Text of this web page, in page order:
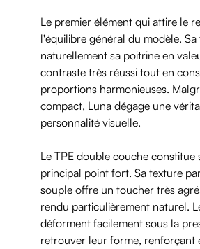
Le premier élément qui attire le
l'équilibre général du modèle.
naturellement sa poitrine en
contraste très réussi tout en
proportions harmonieuses.
compact, Luna dégage une
personnalité visuelle.
Le TPE double couche constitue
principal point fort. Sa texture
souple offre un toucher très
rendu particulièrement naturel.
déforment facilement sous la
retrouver leur forme, renforçant